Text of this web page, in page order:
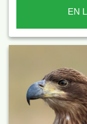
EN